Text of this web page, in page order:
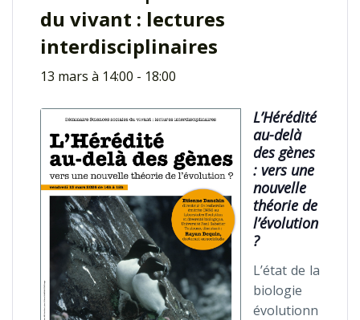
du vivant : lectures
interdisciplinaires
13 mars à 14:00 - 18:00
L’Hérédité
au-delà
des gènes
: vers une
nouvelle
théorie de
l’évolution
?
L’état de la
biologie
évolutionn